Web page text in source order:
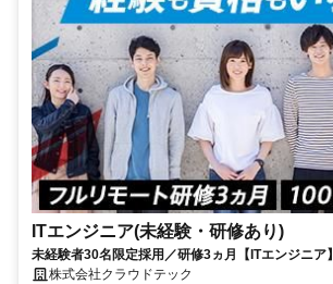
ITエンジニア(未経験・研修あり)
未経験者30名限定採用／研修3ヵ月【ITエンジニア】
株式会社クラウドテック